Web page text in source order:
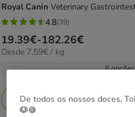
Royal Canin Veterinary
4.8
estrelas
com
39
avaliações
4.8(39)
Preço
de
19.39€
182.26€
19.39€-182.26€
7.59€
kg
Desde 7.59€ / kg
6
De todos os nossos doces,
🐶🍪